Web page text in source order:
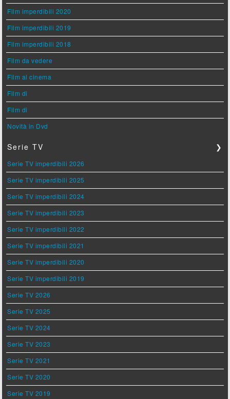
Film imperdibili 2020
Film imperdibili 2019
Film imperdibili 2018
Film da vedere
Film al cinema
Film di
Film di
Novità in Dvd
Serie TV ❯
Serie TV imperdibili 2026
Serie TV imperdibili 2025
Serie TV imperdibili 2024
Serie TV imperdibili 2023
Serie TV imperdibili 2022
Serie TV imperdibili 2021
Serie TV imperdibili 2020
Serie TV imperdibili 2019
Serie TV 2026
Serie TV 2025
Serie TV 2024
Serie TV 2023
Serie TV 2021
Serie TV 2020
Serie TV 2019